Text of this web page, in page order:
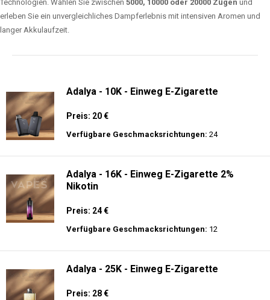
Technologien. Wählen Sie zwischen 5000, 10000 oder 20000 Zügen und
erleben Sie ein unvergleichliches Dampferlebnis mit intensiven Aromen und
langer Akkulaufzeit.
Adalya - 10K - Einweg E-Zigarette
Preis: 20 €
Verfügbare Geschmacksrichtungen: 24
Adalya - 16K - Einweg E-Zigarette 2%
Nikotin
Preis: 24 €
Verfügbare Geschmacksrichtungen: 12
Adalya - 25K - Einweg E-Zigarette
Preis: 28 €